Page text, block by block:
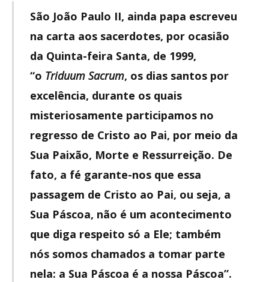
São João Paulo II, ainda papa escreveu
na carta aos sacerdotes, por ocasião
da Quinta-feira Santa, de 1999,
“o Triduum Sacrum, os dias santos por
excelência, durante os quais
misteriosamente participamos no
regresso de Cristo ao Pai, por meio da
Sua Paixão, Morte e Ressurreição. De
fato, a fé garante-nos que essa
passagem de Cristo ao Pai, ou seja, a
Sua Páscoa, não é um acontecimento
que diga respeito só a Ele; também
nós somos chamados a tomar parte
nela: a Sua Páscoa é a nossa Páscoa”.